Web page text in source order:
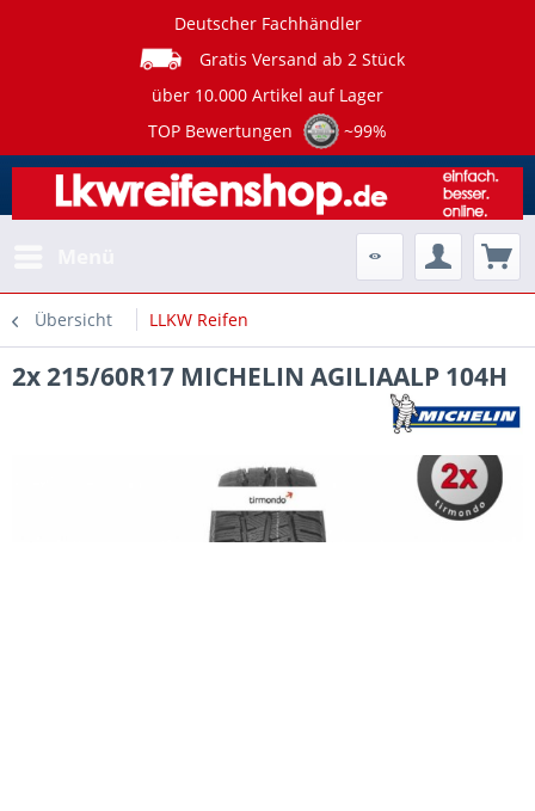
Deutscher Fachhändler
Gratis Versand ab 2 Stück
über 10.000 Artikel auf Lager
TOP Bewertungen
~99%
Übersicht LLKW Reifen
2x 215/60R17 MICHELIN AGILIAALP 104H